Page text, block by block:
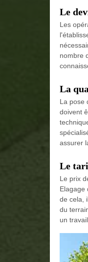
Le
Les
nombre
La
La pose
doivent
assurer
Le
Le prix
Elagage
de cela,
du
un